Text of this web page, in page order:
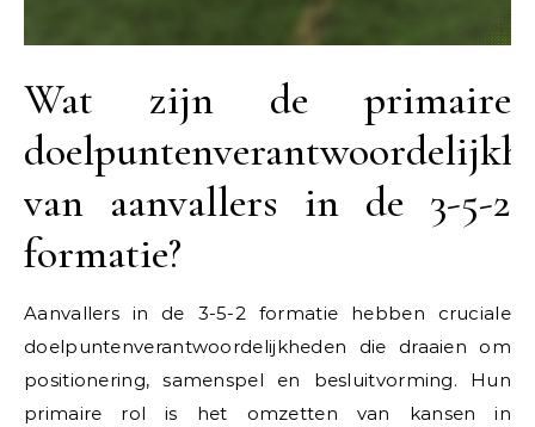
Wat zijn de primaire
van aanvallers in de 3-5-2
formatie?
Aanvallers in de 3-5-2 formatie hebben cruciale
doelpuntenverantwoordelijkheden die draaien om
positionering, samenspel en besluitvorming. Hun
primaire rol is het omzetten van kansen in